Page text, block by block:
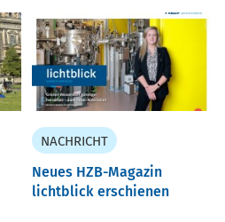
NACHRICHT
Neues HZB-Magazin
lichtblick erschienen